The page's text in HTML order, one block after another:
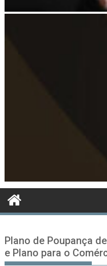
Plano de Poupança
e Plano para o